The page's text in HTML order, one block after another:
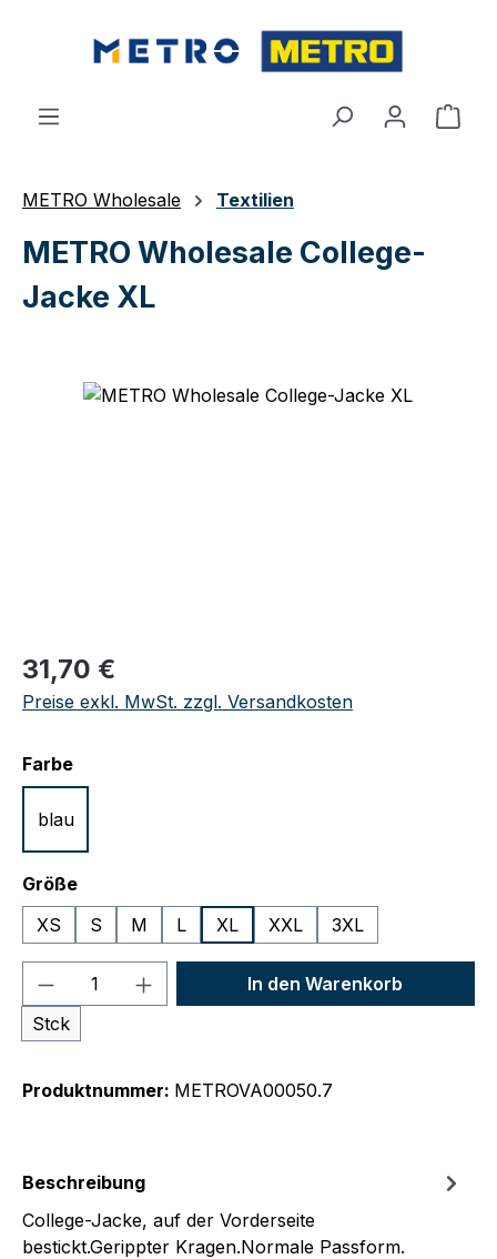
METRO Wholesale Textilien
METRO Wholesale College-
Jacke XL
Bildergalerie überspringen
Regulärer Preis:
31,70 €
Preise exkl. MwSt. zzgl. Versandkosten
Farbeauswählen
blau
Größeauswählen
XS
S M L XL XXL 3XL
Produkt Anzahl: Gib den
Stck
In den Warenkorb
Produktnummer: METROVA00050.7
Beschreibung
College-Jacke, auf der Vorderseite
bestickt.Gerippter Kragen.Normale Passform.